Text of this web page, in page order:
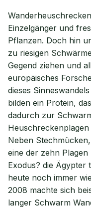
Einzelgänger und
Pflanzen. Doch hin
zu riesigen
Gegend ziehen und
europäisches
dieses
bilden ein Protein,
dadurch zur
Heuschreckenplagen
Neben
eine der zehn
Exodus? die Ägypter
heute noch immer
2008 machte sich
langer Schwarm